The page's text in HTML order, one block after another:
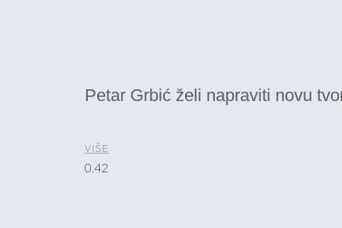
Petar Grbić želi napraviti novu
VIŠE